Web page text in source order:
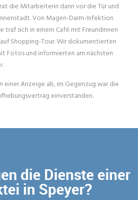
die Mitarbeiterin dann vor die Tür und
Von Magen-Darm-Infektion
traf sich in einem Café mit Freundinnen
Shopping-Tour. Wir dokumentierten
Fotos und informierten am nächsten
einer Anzeige ab, im Gegenzug war die
einverstanden.
die Dienste einer
in Speyer?